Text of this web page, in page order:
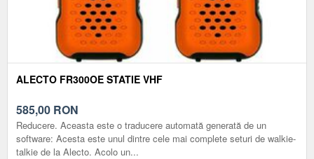
ALECTO FR300OE STATIE VHF
585,00 RON
Reducere. Aceasta este o traducere automată generată de un
software: Acesta este unul dintre cele mai complete seturi de walkie-
talkie de la Alecto. Acolo un...